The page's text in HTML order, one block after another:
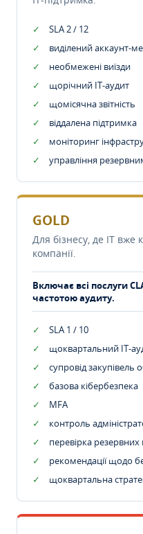
SLA 2 / 12
виділений аккаунт-
необмежені виїзди
щорічний IT-аудит
щомісячна звітність
віддалена підтримка
моніторинг
управління
GOLD
Для бізнесу, де IT вже
компанії.
Включає всі послуги
частотою аудиту.
SLA 1 / 10
щоквартальний IT-
супровід закупівель
базова кібербезпека
MFA
контроль
перевірка резервних
рекомендації щодо
щоквартальна